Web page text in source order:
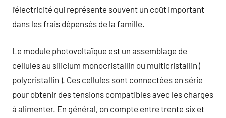
l’électricité qui représente souvent un coût important
dans les frais dépensés de la famille.
Le module photovoltaïque est un assemblage de
cellules au silicium monocristallin ou multicristallin (
polycristallin ). Ces cellules sont connectées en série
pour obtenir des tensions compatibles avec les charges
à alimenter. En général, on compte entre trente six et